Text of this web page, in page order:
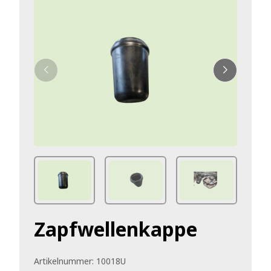
Zapfwellenkappe
Artikelnummer: 10018U